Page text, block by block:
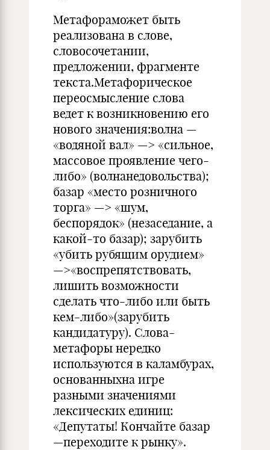
Метафораможет быть
реализована в слове,
словосочетании,
предложении, фрагменте
текста.Метафорическое
переосмысление слова
ведет к возникновению его
нового значения:волна —
«водяной вал» —> «сильное,
массовое проявление чего-
либо» (волнанедовольства);
базар «место розничного
торга» —> «шум,
беспорядок» (незаседание, а
какой-то базар); зарубить
«убить рубящим орудием»
—>«воспрепятствовать,
лишить возможности
сделать что-либо или быть
кем-либо»(зарубить
кандидатуру). Слова-
метафоры нередко
используются в каламбурах,
основанныхна игре
разными значениями
лексических единиц:
«Депутаты! Кончайте базар
—переходите к рынку».